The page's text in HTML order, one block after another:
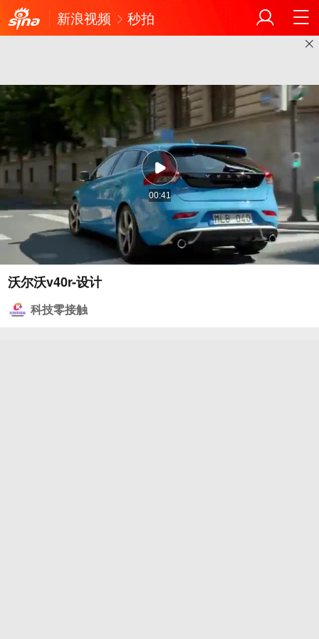
新浪视频 秒拍
00:41
沃尔沃v40r-设计
科技零接触